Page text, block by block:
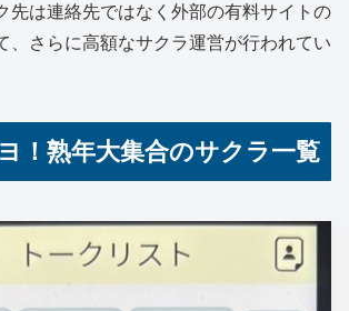
先は連絡先ではなく外部の有料サイトの
、さらに高額なサクラ運営が行われてい
！熟年大集合のサクラ一覧